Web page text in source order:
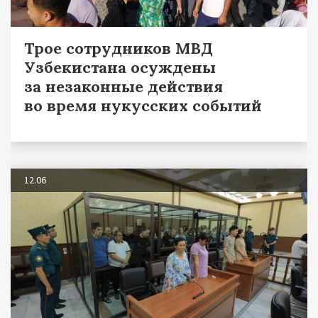
Трое сотрудников МВД
Узбекистана осуждены
за незаконные действия
во время нукусских событий
12.06